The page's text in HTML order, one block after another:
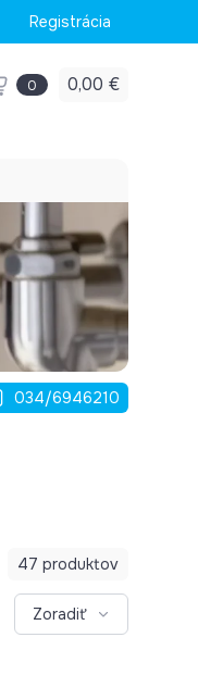
Registrácia
0 0,00 €
034/6946210
47 produktov
Zoradiť